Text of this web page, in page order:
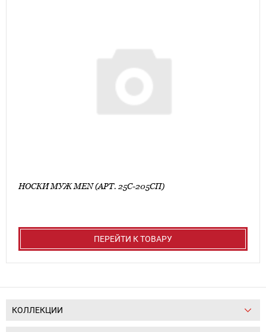
НОСКИ МУЖ MEN (АРТ. 25С-205СП)
ПЕРЕЙТИ К ТОВАРУ
КОЛЛЕКЦИИ